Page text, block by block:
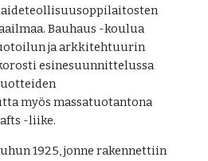
Bauhaus -koulua
ja arkkitehtuurin
esinesuunnittelussa
myös massatuotantona
-liike.
1925, jonne rakennettiin